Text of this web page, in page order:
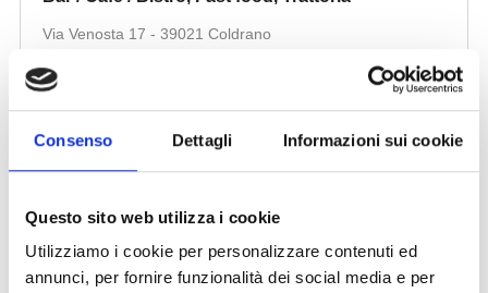
Consenso Dettagli Informazioni sui cookie
Questo sito web utilizza i cookie
Utilizziamo i cookie per personalizzare contenuti ed
annunci, per fornire funzionalità dei social media e per